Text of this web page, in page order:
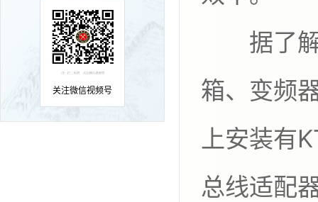
关注微信视频号
据了解
箱、变频
上安装有
总线适配